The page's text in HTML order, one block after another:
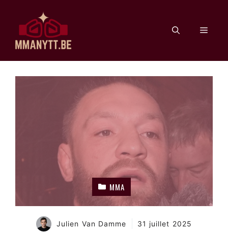
contenu
MMA
Julien Van Damme 31 juillet 2025